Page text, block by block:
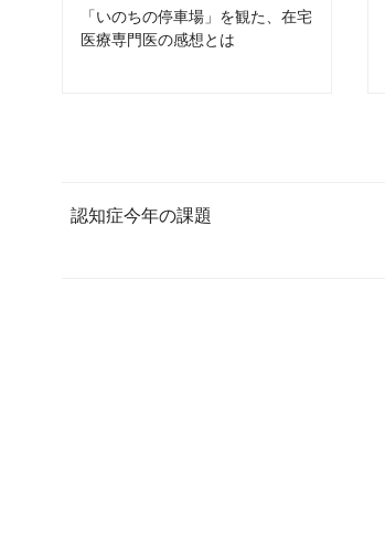
「いのちの停車場」を観た、在宅
医療専門医の感想とは
認知症今年の課題